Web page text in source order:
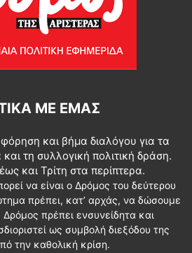
ΜΕ ΕΜΆΣ
και βήμα διαλόγου για τα
τη συλλογική πολιτική δράση.
και Τρίτη στα περίπτερα.
να είναι ο Δρόμος του δεύτερου
πρέπει, κατ’ αρχάς, να δώσουμε
πρέπει ενσυνείδητα και
ως συμβολή διεξόδου της
την καθολική κρίση.